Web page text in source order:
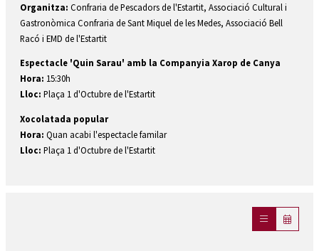
Organitza: Confraria de Pescadors de l'Estartit, Associació Cultural i
Gastronòmica Confraria de Sant Miquel de les Medes, Associació Bell
Racó i EMD de l'Estartit
Espectacle 'Quin Sarau' amb la Companyia Xarop de Canya
Hora: 15:30h
Lloc: Plaça 1 d'Octubre de l'Estartit
Xocolatada popular
Hora: Quan acabi l'espectacle familar
Lloc: Plaça 1 d'Octubre de l'Estartit